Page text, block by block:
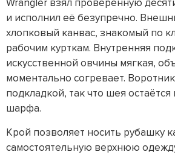
и исполнил её безупречно.
хлопковый канвас, знакомый по
рабочим курткам. Внутренняя
искусственной овчины мягкая,
моментально согревает.
подкладкой, так что шея
шарфа.
Крой позволяет носить рубашку
самостоятельную верхнюю